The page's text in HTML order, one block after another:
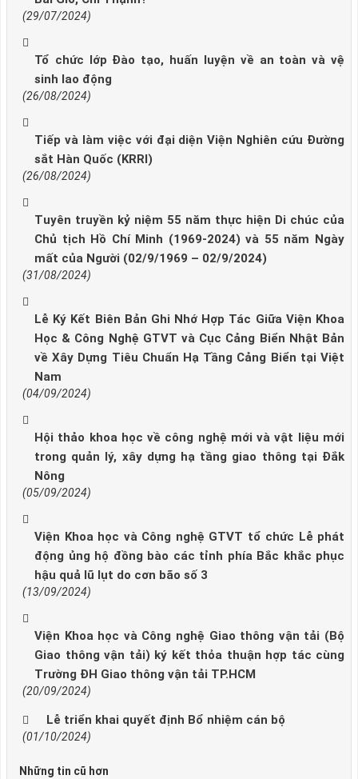
(29/07/2024)
Tổ chức lớp Đào tạo, huấn luyện về an toàn và vệ
sinh lao động
(26/08/2024)
Tiếp và làm việc với đại diện Viện Nghiên cứu Đường
sắt Hàn Quốc (KRRI)
(26/08/2024)
Tuyên truyền kỷ niệm 55 năm thực hiện Di chúc của
Chủ tịch Hồ Chí Minh (1969-2024) và 55 năm Ngày
mất của Người (02/9/1969 – 02/9/2024)
(31/08/2024)
Lễ Ký Kết Biên Bản Ghi Nhớ Hợp Tác Giữa Viện Khoa
Học & Công Nghệ GTVT và Cục Cảng Biển Nhật Bản
về Xây Dựng Tiêu Chuẩn Hạ Tầng Cảng Biển tại Việt
Nam
(04/09/2024)
Hội thảo khoa học về công nghệ mới và vật liệu mới
trong quản lý, xây dựng hạ tầng giao thông tại Đắk
Nông
(05/09/2024)
Viện Khoa học và Công nghệ GTVT tổ chức Lễ phát
động ủng hộ đồng bào các tỉnh phía Bắc khắc phục
hậu quả lũ lụt do cơn bão số 3
(13/09/2024)
Viện Khoa học và Công nghệ Giao thông vận tải (Bộ
Giao thông vận tải) ký kết thỏa thuận hợp tác cùng
Trường ĐH Giao thông vận tải TP.HCM
(20/09/2024)
Lễ triển khai quyết định Bổ nhiệm cán bộ
(01/10/2024)
Những tin cũ hơn